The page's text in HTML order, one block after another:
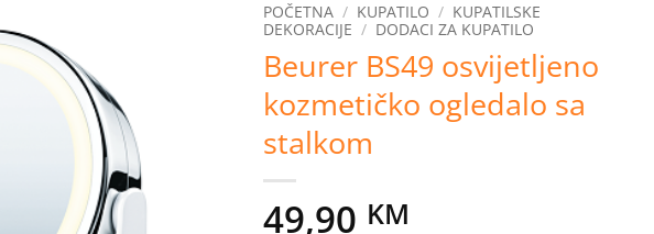
POČETNA / KUPATILO / KUPATILSKE
DEKORACIJE / DODACI ZA KUPATILO
Beurer BS49 osvijetljeno
kozmetičko ogledalo sa
stalkom
49,90 KM